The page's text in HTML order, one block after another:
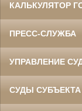
КАЛЬКУЛЯТОР
ПРЕСС-СЛУЖБА
УПРАВЛЕНИЕ
СУДЫ